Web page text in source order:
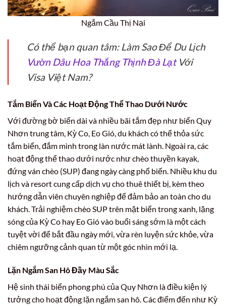
Ngắm Cầu Thị Nại
Có thể bạn quan tâm: Làm Sao Để Du Lịch
Vườn Dâu Hoa Thắng Thịnh Đà LạtVới
Visa Việt Nam?
Tắm Biển Và Các Hoạt Động Thể Thao Dưới Nước
Với đường bờ biển dài và nhiều bãi tắm đẹp như biển Quy
Nhơn trung tâm, Kỳ Co, Eo Gió, du khách có thể thỏa sức
tắm biển, đắm mình trong làn nước mát lành. Ngoài ra, các
hoạt động thể thao dưới nước như chèo thuyền kayak,
đứng ván chèo (SUP) đang ngày càng phổ biến. Nhiều khu du
lịch và resort cung cấp dịch vụ cho thuê thiết bị, kèm theo
hướng dẫn viên chuyên nghiệp để đảm bảo an toàn cho du
khách. Trải nghiệm chèo SUP trên mặt biển trong xanh, lặng
sóng của Kỳ Co hay Eo Gió vào buổi sáng sớm là một cách
tuyệt vời để bắt đầu ngày mới, vừa rèn luyện sức khỏe, vừa
chiêm ngưỡng cảnh quan từ một góc nhìn mới lạ.
Lặn Ngắm San Hô Đầy Màu Sắc
Hệ sinh thái biển phong phú của Quy Nhơn là điều kiện lý
tưởng cho hoạt động lặn ngắm san hô. Các điểm đến như Kỳ